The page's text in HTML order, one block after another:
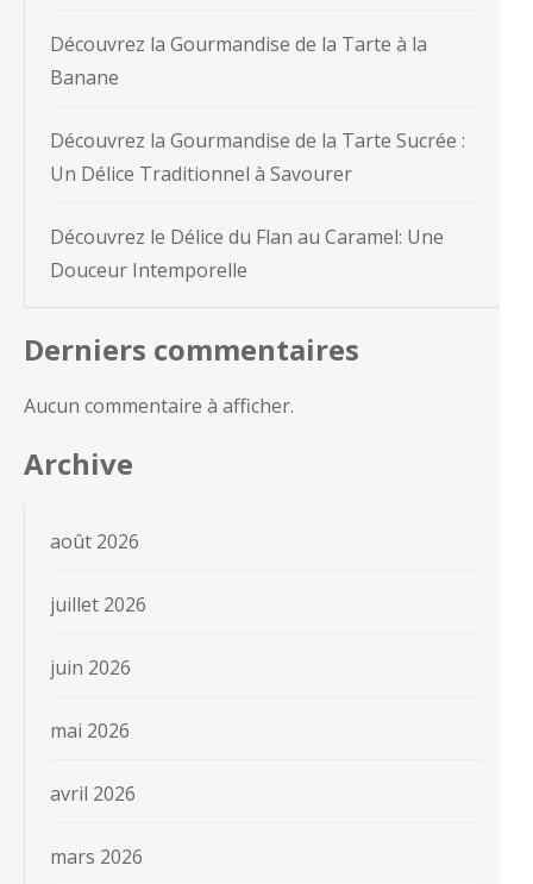
Découvrez la Gourmandise de la Tarte à la
Banane
Découvrez la Gourmandise de la Tarte Sucrée :
Un Délice Traditionnel à Savourer
Découvrez le Délice du Flan au Caramel: Une
Douceur Intemporelle
Derniers commentaires
Aucun commentaire à afficher.
Archive
août 2026
juillet 2026
juin 2026
mai 2026
avril 2026
mars 2026